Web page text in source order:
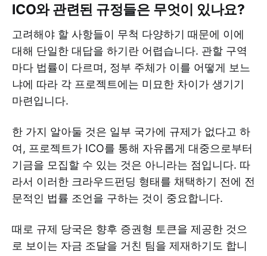
ICO와 관련된 규정들은 무엇이 있나요?
고려해야 할 사항들이 무척 다양하기 때문에 이에
대해 단일한 대답을 하기란 어렵습니다. 관할 구역
마다 법률이 다르며, 정부 주체가 이를 어떻게 보느
냐에 따라 각 프로젝트에는 미묘한 차이가 생기기
마련입니다.
한 가지 알아둘 것은 일부 국가에 규제가 없다고 하
여, 프로젝트가 ICO를 통해 자유롭게 대중으로부터
기금을 모집할 수 있는 것은 아니라는 점입니다. 따
라서 이러한 크라우드펀딩 형태를 채택하기 전에 전
문적인 법률 조언을 구하는 것이 중요합니다.
때로 규제 당국은 향후 증권형 토큰을 제공한 것으
로 보이는 자금 조달을 거친 팀을 제재하기도 합니